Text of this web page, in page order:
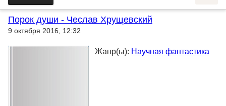
Порок души - Чеслав Хрущевский
9 октября 2016, 12:32
Жанр(ы): Научная фантастика